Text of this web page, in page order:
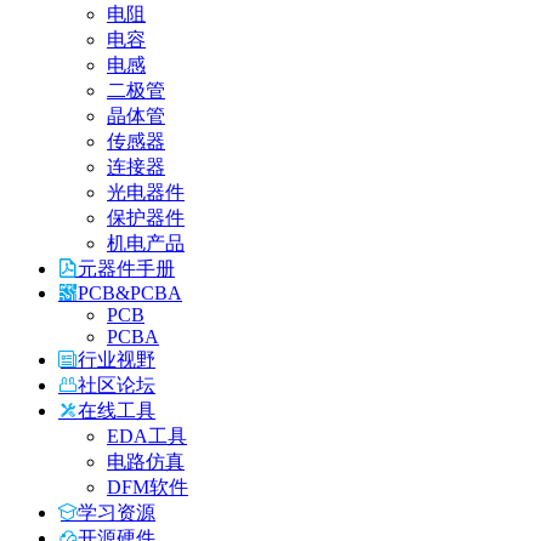
电阻
电容
电感
二极管
晶体管
传感器
连接器
光电器件
保护器件
机电产品
元器件手册
PCB&PCBA
PCB
PCBA
行业视野
社区论坛
在线工具
EDA工具
电路仿真
DFM软件
学习资源